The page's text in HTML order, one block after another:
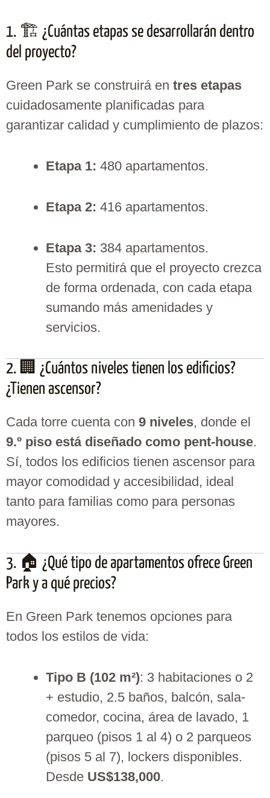
1. 🏗️ ¿Cuántas etapas se desarrollarán dentro
del proyecto?
Green Park se construirá en tres etapas
cuidadosamente planificadas para
garantizar calidad y cumplimiento de plazos:
Etapa 1: 480 apartamentos.
Etapa 2: 416 apartamentos.
Etapa 3: 384 apartamentos.
Esto permitirá que el proyecto crezca
de forma ordenada, con cada etapa
sumando más amenidades y
servicios.
2. 🏢 ¿Cuántos niveles tienen los edificios?
¿Tienen ascensor?
Cada torre cuenta con 9 niveles, donde el
9.º piso está diseñado como pent-house.
Sí, todos los edificios tienen ascensor para
mayor comodidad y accesibilidad, ideal
tanto para familias como para personas
mayores.
3. 🏠 ¿Qué tipo de apartamentos ofrece Green
Park y a qué precios?
En Green Park tenemos opciones para
todos los estilos de vida:
Tipo B (102 m²): 3 habitaciones o 2
+ estudio, 2.5 baños, balcón, sala-
comedor, cocina, área de lavado, 1
parqueo (pisos 1 al 4) o 2 parqueos
(pisos 5 al 7), lockers disponibles.
Desde US$138,000.